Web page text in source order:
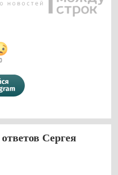
0
Сергея